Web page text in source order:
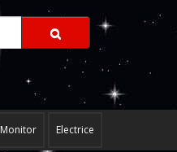
Monitor Electrice